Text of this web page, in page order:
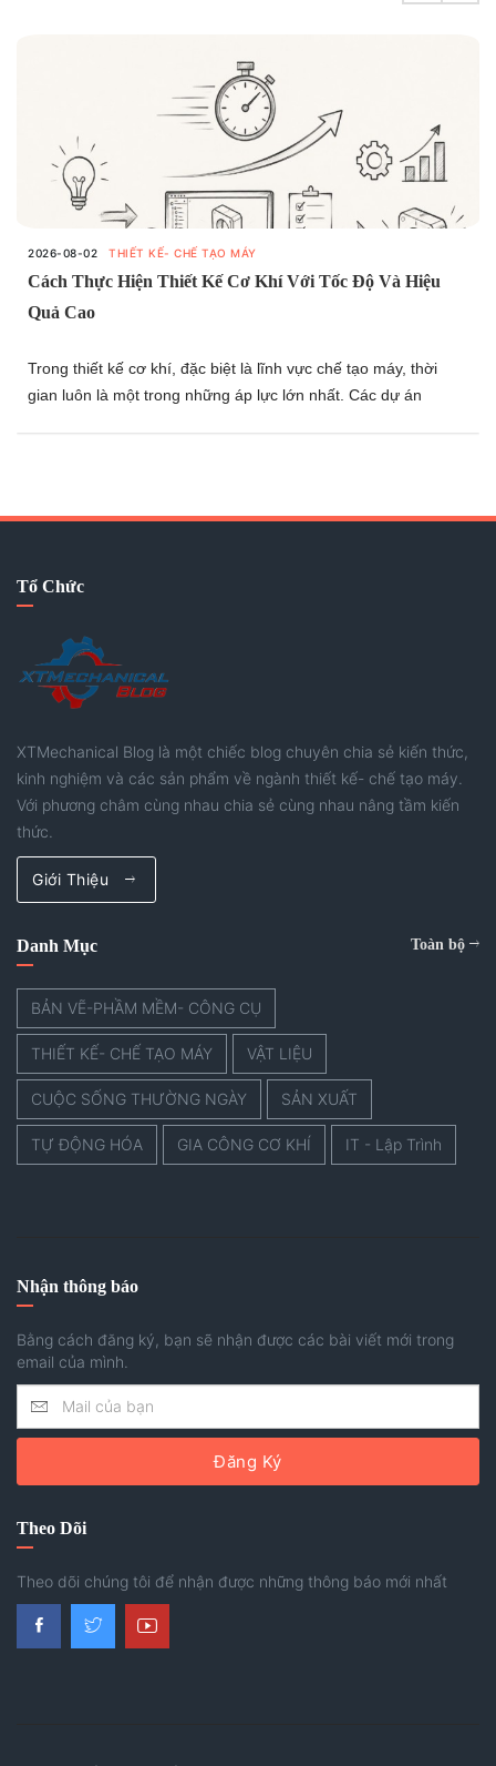
2026-08-02 THIẾT KẾ- CHẾ TẠO MÁY
Cách Thực Hiện Thiết Kế Cơ Khí Với Tốc Độ Và Hiệu
Quả Cao
Trong thiết kế cơ khí, đặc biệt là lĩnh vực chế tạo máy, thời
gian luôn là một trong những áp lực lớn nhất. Các dự án
Tổ Chức
XTMechanical Blog là một chiếc blog chuyên chia sẻ kiến thức,
kinh nghiệm và các sản phẩm về ngành thiết kế- chế tạo máy.
Với phương châm cùng nhau chia sẻ cùng nhau nâng tầm kiến
thức.
Giới Thiệu
Danh Mục Toàn bộ
BẢN VẼ-PHẦM MỀM- CÔNG CỤ
THIẾT KẾ- CHẾ TẠO MÁY VẬT LIỆU
CUỘC SỐNG THƯỜNG NGÀY SẢN XUẤT
TỰ ĐỘNG HÓA GIA CÔNG CƠ KHÍ IT - Lập Trình
Nhận thông báo
Bằng cách đăng ký, bạn sẽ nhận được các bài viết mới trong
email của mình.
Đăng Ký
Theo Dõi
Theo dõi chúng tôi để nhận được những thông báo mới nhất